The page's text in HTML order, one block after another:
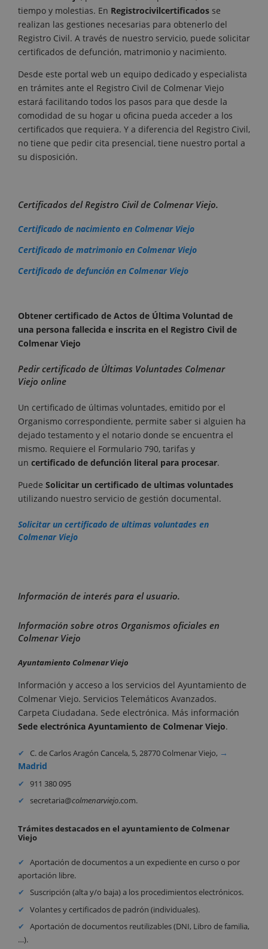
tiempo y molestias. En Registrocivilcertificados se
realizan las gestiones necesarias para obtenerlo del
Registro Civil. A través de nuestro servicio, puede solicitar
certificados de defunción, matrimonio y nacimiento.
Desde este portal web un equipo dedicado y especialista
en trámites ante el Registro Civil de Colmenar Viejo
estará facilitando todos los pasos para que desde la
comodidad de su hogar u oficina pueda acceder a los
certificados que requiera. Y a diferencia del Registro Civil,
no tiene que pedir cita presencial, tiene nuestro portal a
su disposición.
Certificados del Registro Civil de Colmenar Viejo.
Certificado de nacimiento en Colmenar Viejo
Certificado de matrimonio en Colmenar Viejo
Certificado de defunción en Colmenar Viejo
Obtener certificado de Actos de Última Voluntad de
una persona fallecida e inscrita en el Registro Civil de
Colmenar Viejo
Pedir certificado de Últimas Voluntades Colmenar
Viejo online
Un certificado de últimas voluntades, emitido por el
Organismo correspondiente, permite saber si alguien ha
dejado testamento y el notario donde se encuentra el
mismo. Requiere el Formulario 790, tarifas y
un certificado de defunción literal para procesar.
Puede Solicitar un certificado de ultimas voluntades
utilizando nuestro servicio de gestión documental.
Solicitar un certificado de ultimas voluntades en
Colmenar Viejo
Información de interés para el usuario.
Información sobre otros Organismos oficiales en
Colmenar Viejo
Ayuntamiento Colmenar Viejo
Información y acceso a los servicios del Ayuntamiento de
Colmenar Viejo. Servicios Telemáticos Avanzados.
Carpeta Ciudadana. Sede electrónica. Más información
Sede electrónica Ayuntamiento de Colmenar Viejo.
C. de Carlos Aragón Cancela, 5, 28770 Colmenar Viejo,
Madrid
911 380 095
secretaria@colmenarviejo.com.
Trámites destacados en el ayuntamiento de Colmenar
Viejo
Aportación de documentos a un expediente en curso o por
aportación libre.
Suscripción (alta y/o baja) a los procedimientos electrónicos.
Volantes y certificados de padrón (individuales).
Aportación de documentos reutilizables (DNI, Libro de familia,
…).